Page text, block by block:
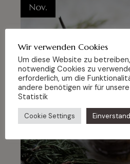
Nov.
Wir verwenden Cookies
Um diese Website zu
notwendig Cookies zu
erforderlich, um die
andere benötigen wir für
Statistik
Cookie Settings